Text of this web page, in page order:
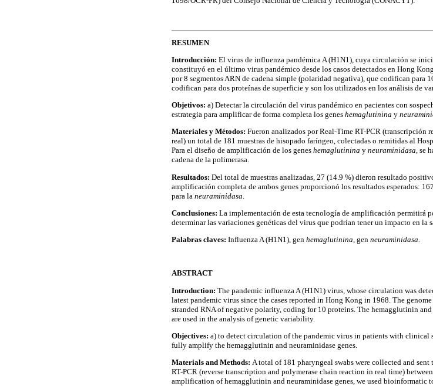
RESUMEN
Introducción: El virus de influenza pandémica A (H1N1), cuya circulación se
constituyó en el último virus pandémico desde los casos detectados en Hong
por 8 segmentos ARN de cadena simple (polaridad negativa), que codifican para
codifican para dos proteínas de superficie y son los utilizados en los análisis de
Objetivos: a) Detectar la circulación del virus pandémico en pacientes con
estrategia para amplificar de forma completa los genes hemaglutinina y
Materiales y Métodos: Fueron analizados por Real-Time RT-PCR (transcripción
real) un total de 181 muestras de hisopado faríngeo, colectadas o remitidas al
Para el diseño de amplificación de los genes hemaglutinina y neuraminidasa, se
cadena de la polimerasa.
Resultados: Del total de muestras analizadas, 27 (14.9 %) dieron resultado
amplificación completa de ambos genes proporcionó los resultados esperados:
para la neuraminidasa
Conclusiones: La implementación de esta tecnología de amplificación permitirá
determinar las variaciones genéticas del virus que podrían tener un impacto en la
Palabras claves: Influenza A (H1N1), gen hemaglutinina, gen neuraminidasa.
ABSTRACT
Introduction: The pandemic influenza A (H1N1) virus, whose circulation was
latest pandemic virus since the cases reported in Hong Kong in 1968. The
stranded RNA of negative polarity, coding for 10 proteins. The hemagglutinin
are used in the analysis of genetic variability.
Objectives: a) to detect circulation of the pandemic virus in patients with
fully amplify the hemagglutinin and neuraminidase genes.
Materials and Methods: A total of 181 pharyngeal swabs were collected and
RT-PCR (reverse transcription and polymerase chain reaction in real time)
amplification of hemagglutinin and neuraminidase genes, we used bioinformatic